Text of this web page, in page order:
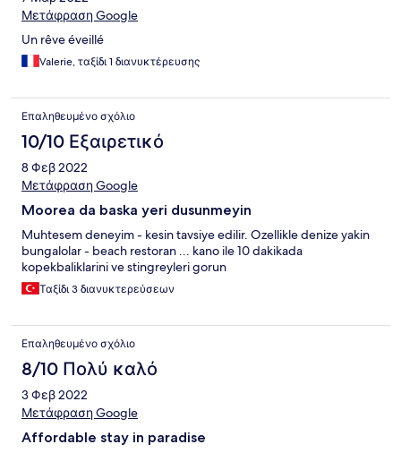
Μετάφραση Google
Un rêve éveillé
Valerie, ταξίδι 1 διανυκτέρευσης
Επαληθευμένο σχόλιο
10/10 Εξαιρετικό
8 Φεβ 2022
Μετάφραση Google
Moorea da baska yeri dusunmeyin
Muhtesem deneyim - kesin tavsiye edilir. Ozellikle denize yakin
bungalolar - beach restoran ... kano ile 10 dakikada
kopekbaliklarini ve stingreyleri gorun
Ταξίδι 3 διανυκτερεύσεων
Επαληθευμένο σχόλιο
8/10 Πολύ καλό
3 Φεβ 2022
Μετάφραση Google
Affordable stay in paradise